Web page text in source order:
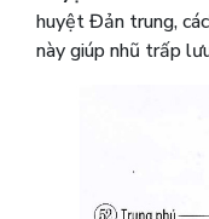
huyệt Đản trung,
này giúp nhũ trấp